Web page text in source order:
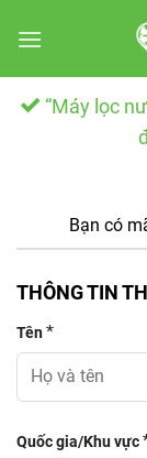
“Máy lọc
Bạn có
THÔNG TIN
Tên*
Quốc gia/Khu vực